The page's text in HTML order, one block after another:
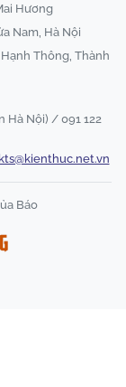
Hương
Nam, Hà Nội
Thông, Thành
Hà Nội) / 091 122
Báo